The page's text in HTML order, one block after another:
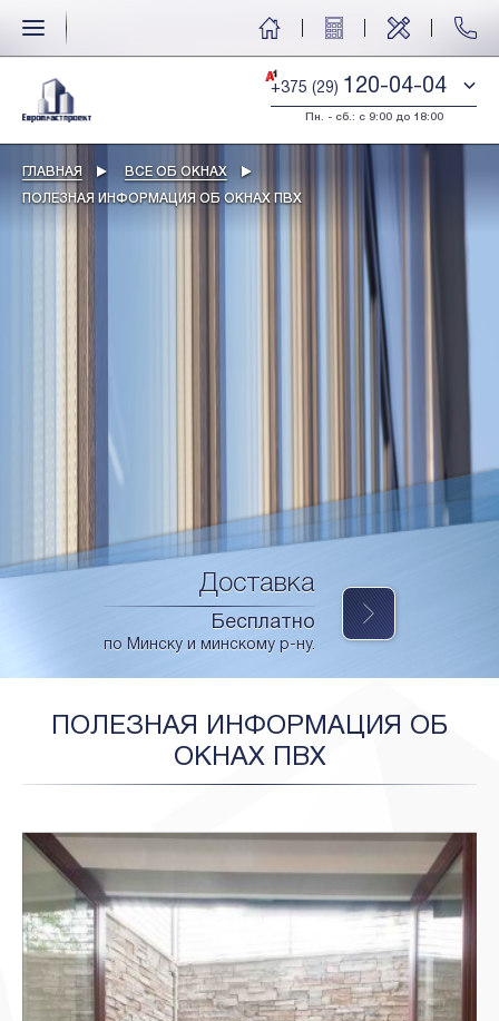
+375 (29) 120-04-04
Пн. - сб.: с 9:00 до 18:00
ГЛАВНАЯ ВСЕ ОБ ОКНАХ
ПОЛЕЗНАЯ ИНФОРМАЦИЯ ОБ ОКНАХ ПВХ
Доставка
Бесплатно
по Минску и минскому р-ну.
ПОЛЕЗНАЯ ИНФОРМАЦИЯ ОБ
ОКНАХ ПВХ